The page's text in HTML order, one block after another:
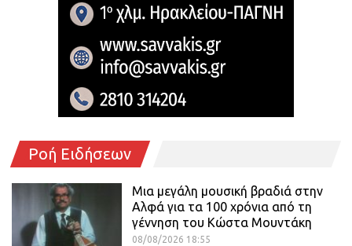
Ροή Ειδήσεων
Μια μεγάλη μουσική βραδιά στην
Αλφά για τα 100 χρόνια από τη
γέννηση του Κώστα Μουντάκη
08/08/2026 18:55